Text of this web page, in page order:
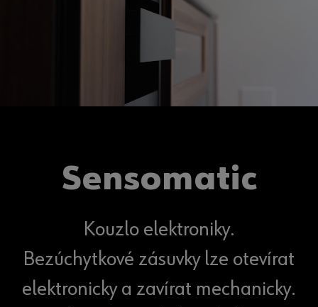
Sensomatic
Kouzlo elektroniky.
Bezúchytkové zásuvky lze otevírat
elektronicky a zavírat mechanicky.